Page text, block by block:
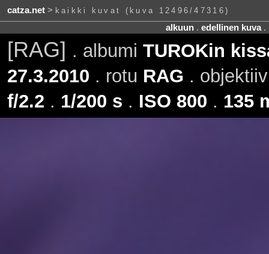
catza.net> kaikki kuvat (kuva 12496/47316)
alkuun. edellinen kuva.
[RAG] . albumi TUROKin
27.3.2010 . rotu RAG .
f/2.2 . 1/200 s . ISO 800 . 135